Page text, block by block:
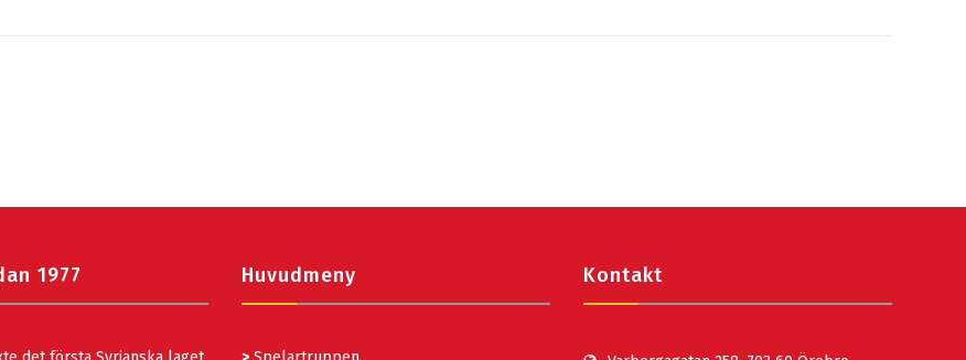
1977 Huvudmeny Kontakt